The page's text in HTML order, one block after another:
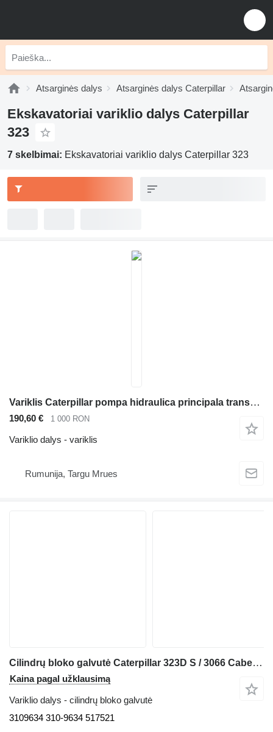
Atsarginės dalys Atsarginės dalys Caterpillar
Ekskavatoriai variklio dalys Caterpillar
323
7 skelbimai: Ekskavatoriai variklio dalys Caterpillar 323
Variklis Caterpillar pompa hidraulica principala transmisie / cutie de viteze ekskavatoriaus Caterpillar 320 323 325 330 336
190,60 € 1 000 RON
Variklio dalys - variklis
Rumunija, Targu Mrues
Cilindrų bloko galvutė Caterpillar 323D S / 3066 Cabeça de Motor com Válvulas S6K 320C 3109634 ekskavatoriaus Caterpillar
Kaina pagal užklausimą
Variklio dalys - cilindrų bloko galvutė
3109634 310-9634 517521